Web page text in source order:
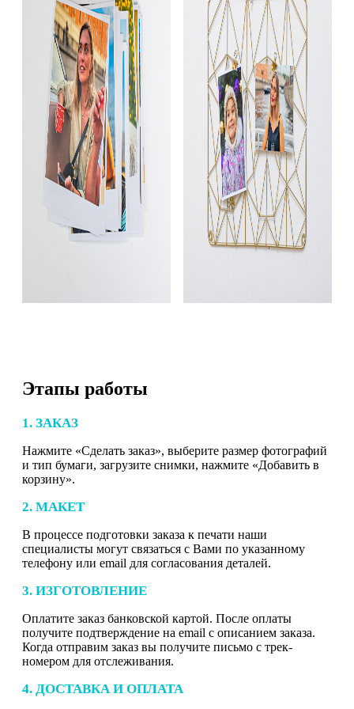
Этапы работы
1. ЗАКАЗ
Нажмите «Сделать заказ», выберите размер фотографий
и тип бумаги, загрузите снимки, нажмите «Добавить в
корзину».
2. МАКЕТ
В процессе подготовки заказа к печати наши
специалисты могут связаться с Вами по указанному
телефону или email для согласования деталей.
3. ИЗГОТОВЛЕНИЕ
Оплатите заказ банковской картой. После оплаты
получите подтверждение на email с описанием заказа.
Когда отправим заказ вы получите письмо с трек-
номером для отслеживания.
4. ДОСТАВКА И ОПЛАТА